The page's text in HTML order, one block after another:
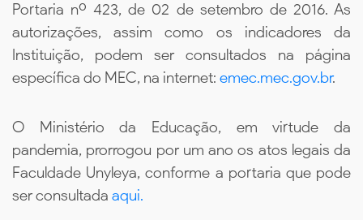
Portaria nº 423, de 02 de setembro de 2016. As
autorizações, assim como os indicadores da
Instituição, podem ser consultados na página
específica do MEC, na internet: emec.mec.gov.br.
O Ministério da Educação, em virtude da
pandemia, prorrogou por um ano os atos legais da
Faculdade Unyleya, conforme a portaria que pode
ser consultada aqui.